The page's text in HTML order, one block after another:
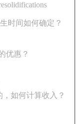
时间如何确定？
优惠？
如何计算收入？